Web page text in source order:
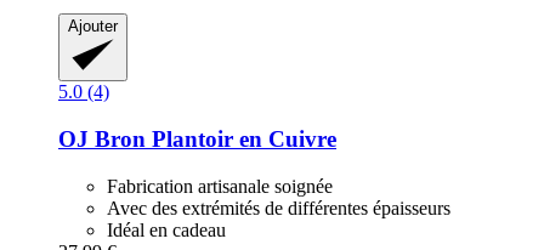
Ajouter
5.0 (4)
OJ Bron Plantoir en Cuivre
Fabrication artisanale soignée
Avec des extrémités de différentes épaisseurs
Idéal en cadeau